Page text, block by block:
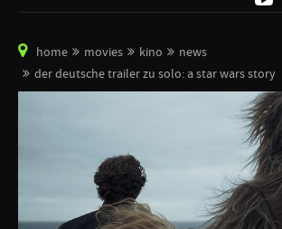
home movies kino
news
der deutsche trailer zu solo: a star wars story